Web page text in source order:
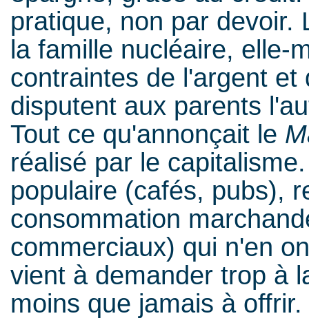
pratique, non par devoir.
la famille nucléaire, elle-
contraintes de l'argent
disputent aux parents
Tout ce qu'annonçait le
réalisé par le
populaire (cafés, pubs),
consommation
commerciaux) qui n'en
vient à demander trop à
moins que jamais à offrir.